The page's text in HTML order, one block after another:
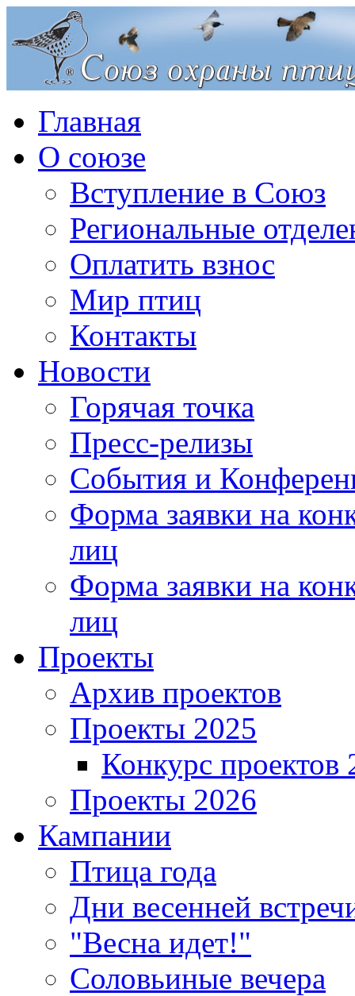
Главная
О союзе
Вступление в Союз
Региональные
Оплатить взнос
Мир птиц
Контакты
Новости
Горячая точка
Пресс-релизы
События и
Форма заявки на
лиц
Форма заявки на
лиц
Проекты
Архив проектов
Проекты 2025
Конкурс проектов
Проекты 2026
Кампании
Птица года
Дни весенней
"Весна идет!"
Соловьиные вечера